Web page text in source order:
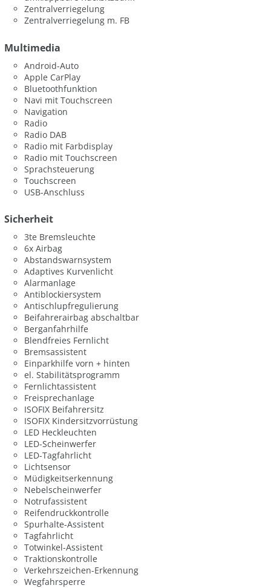
Zentralverriegelung
Zentralverriegelung m. FB
Multimedia
Android-Auto
Apple CarPlay
Bluetoothfunktion
Navi mit Touchscreen
Navigation
Radio
Radio DAB
Radio mit Farbdisplay
Radio mit Touchscreen
Sprachsteuerung
Touchscreen
USB-Anschluss
Sicherheit
3te Bremsleuchte
6x Airbag
Abstandswarnsystem
Adaptives Kurvenlicht
Alarmanlage
Antiblockiersystem
Antischlupfregulierung
Beifahrerairbag abschaltbar
Berganfahrhilfe
Blendfreies Fernlicht
Bremsassistent
Einparkhilfe vorn + hinten
el. Stabilitätsprogramm
Fernlichtassistent
Freisprechanlage
ISOFIX Beifahrersitz
ISOFIX Kindersitzvorrüstung
LED Heckleuchten
LED-Scheinwerfer
LED-Tagfahrlicht
Lichtsensor
Müdigkeitserkennung
Nebelscheinwerfer
Notrufassistent
Reifendruckkontrolle
Spurhalte-Assistent
Tagfahrlicht
Totwinkel-Assistent
Traktionskontrolle
Verkehrszeichen-Erkennung
Wegfahrsperre